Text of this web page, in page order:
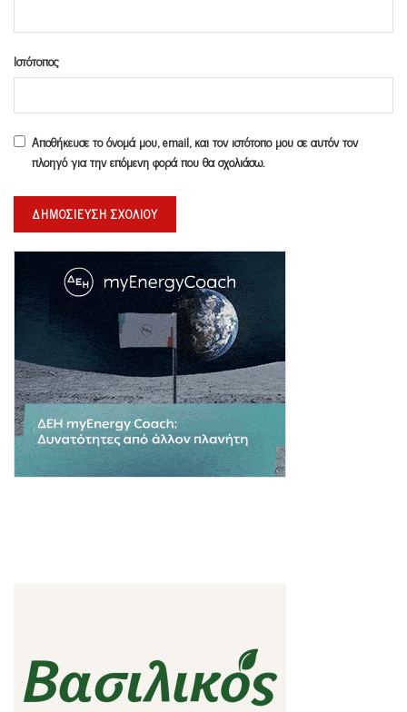
Ιστότοπος
Αποθήκευσε το όνομά μου, email, και τον ιστότοπο μου σε αυτόν τον
πλοηγό για την επόμενη φορά που θα σχολιάσω.